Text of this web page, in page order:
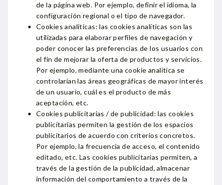
de la página web. Por ejemplo, definir el idioma, la
configuración regional o el tipo de navegador.
Cookies analíticas: las cookies analíticas son las
utilizadas para elaborar perfiles de navegación y
poder conocer las preferencias de los usuarios con
el fin de mejorar la oferta de productos y servicios.
Por ejemplo, mediante una cookie analítica se
controlarían las áreas geográficas de mayor interés
de un usuario, cuál es el producto de más
aceptación, etc.
Cookies publicitarias / de publicidad: las cookies
publicitarias permiten la gestión de los espacios
publicitarios de acuerdo con criterios concretos.
Por ejemplo, la frecuencia de acceso, el contenido
editado, etc. Las cookies publicitarias permiten, a
través de la gestión de la publicidad, almacenar
información del comportamiento a través de la